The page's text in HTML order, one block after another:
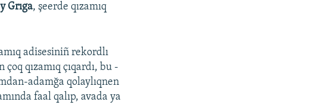
Grıga, şeerde qızamıq
adisesiniñ rekordlı
qızamıq çıqardı, bu -
adamğa qolaylıqnen
faal qalıp, avada ya